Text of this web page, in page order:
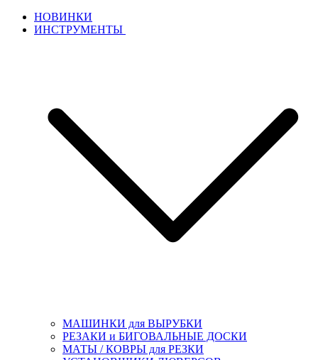
НОВИНКИ
ИНСТРУМЕНТЫ
МАШИНКИ для ВЫРУБКИ
РЕЗАКИ и БИГОВАЛЬНЫЕ ДОСКИ
МАТЫ / КОВРЫ для РЕЗКИ